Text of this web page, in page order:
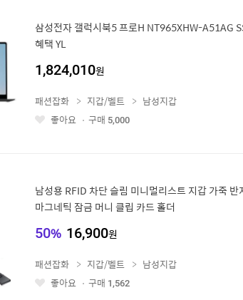
삼성전자 갤럭시북5 프로H NT965XHW-A51AG
혜택 YL
1,824,010원
좋
패션잡화 지갑/벨트
남성지갑
좋아요
구매 5,000
남성용 RFID 차단 슬림 미니멀리스트 지갑 가죽 반
마그네틱 잠금 머니 클립 카드 홀더
50% 16,900원
좋
패션잡화 지갑/벨트
남성지갑
좋아요
구매 1,562